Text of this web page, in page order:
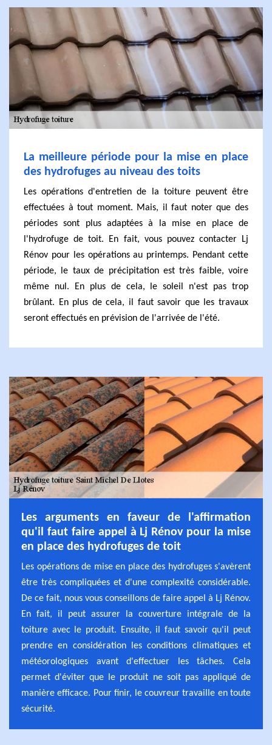
La meilleure période pour la mise en place
des hydrofuges au niveau des toits
Les opérations d'entretien de la toiture peuvent être
effectuées à tout moment. Mais, il faut noter que des
périodes sont plus adaptées à la mise en place de
l'hydrofuge de toit. En fait, vous pouvez contacter Lj
Rénov pour les opérations au printemps. Pendant cette
période, le taux de précipitation est très faible, voire
même nul. En plus de cela, le soleil n'est pas trop
brûlant. En plus de cela, il faut savoir que les travaux
seront effectués en prévision de l'arrivée de l'été.
Les arguments en faveur de l'affirmation
qu'il faut faire appel à Lj Rénov pour la mise
en place des hydrofuges de toit
Les opérations de mise en place des hydrofuges s'avèrent
être très compliquées et d'une complexité considérable.
De ce fait, nous vous conseillons de faire appel à Lj Rénov.
En fait, il peut assurer la couverture intégrale de la
toiture avec le produit. Ensuite, il faut savoir qu'il peut
prendre en considération les conditions climatiques et
météorologiques avant d'effectuer les tâches. Cela
permet d'éviter que le produit ne soit pas appliqué de
manière efficace. Pour finir, le couvreur travaille en toute
sécurité.